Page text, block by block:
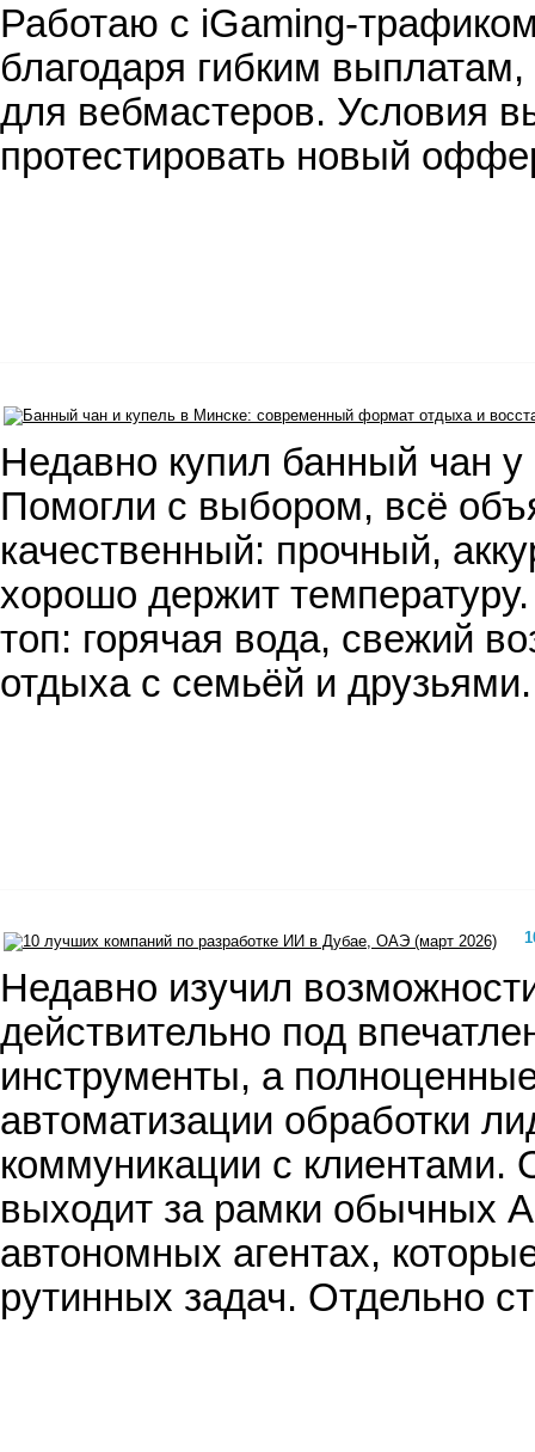
Работаю с iGaming-
благодаря гибким
для вебмастеров. Условия
протестировать новый
Недавно купил банный чан
Помогли с выбором, всё
качественный: прочный,
хорошо держит
топ: горячая вода, свежий
отдыха с семьёй и
Недавно изучил
действительно под
инструменты, а
автоматизации обработки
коммуникации с клиентами.
выходит за рамки обычных
автономных агентах,
рутинных задач. Отдельно